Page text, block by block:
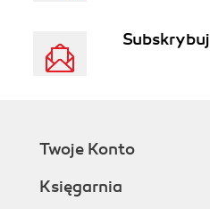
Twoje Konto
Księgarnia